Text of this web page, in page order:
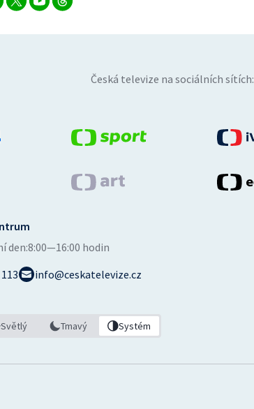
Česká televize na sociálních sítích:
den:8:00—16:00 hodin
info@ceskatelevize.cz
Světlý Tmavý Systém